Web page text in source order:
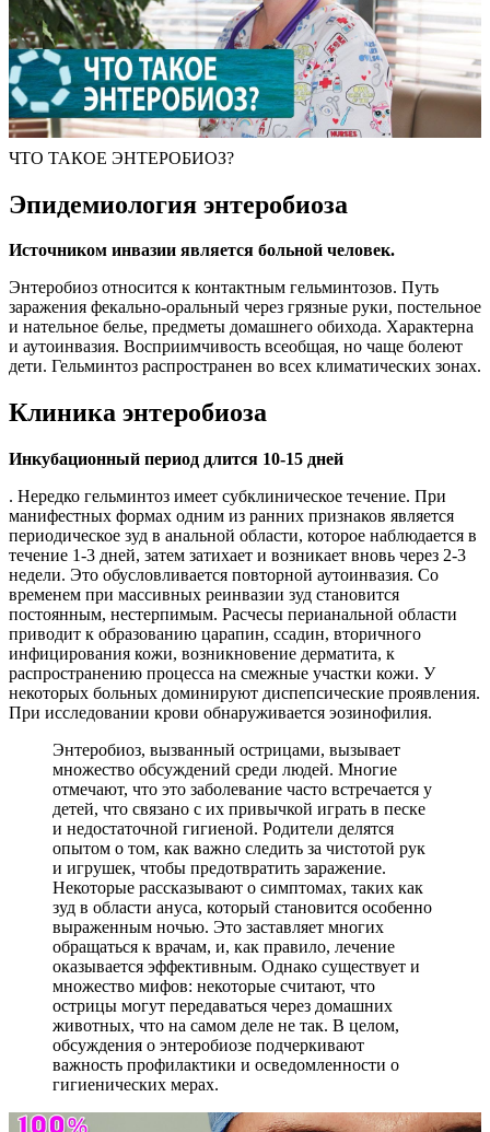
ЧТО ТАКОЕ ЭНТЕРОБИОЗ?
Эпидемиология энтеробиоза
Источником инвазии является больной человек.
Энтеробиоз относится к контактным гельминтозов. Путь
заражения фекально-оральный через грязные руки, постельное
и нательное белье, предметы домашнего обихода. Характерна
и аутоинвазия. Восприимчивость всеобщая, но чаще болеют
дети. Гельминтоз распространен во всех климатических зонах.
Клиника энтеробиоза
Инкубационный период длится 10-15 дней
. Нередко гельминтоз имеет субклиническое течение. При
манифестных формах одним из ранних признаков является
периодическое зуд в анальной области, которое наблюдается в
течение 1-3 дней, затем затихает и возникает вновь через 2-3
недели. Это обусловливается повторной аутоинвазия. Со
временем при массивных реинвазии зуд становится
постоянным, нестерпимым. Расчесы перианальной области
приводит к образованию царапин, ссадин, вторичного
инфицирования кожи, возникновение дерматита, к
распространению процесса на смежные участки кожи. У
некоторых больных доминируют диспепсические проявления.
При исследовании крови обнаруживается эозинофилия.
Энтеробиоз, вызванный острицами, вызывает
множество обсуждений среди людей. Многие
отмечают, что это заболевание часто встречается у
детей, что связано с их привычкой играть в песке
и недостаточной гигиеной. Родители делятся
опытом о том, как важно следить за чистотой рук
и игрушек, чтобы предотвратить заражение.
Некоторые рассказывают о симптомах, таких как
зуд в области ануса, который становится особенно
выраженным ночью. Это заставляет многих
обращаться к врачам, и, как правило, лечение
оказывается эффективным. Однако существует и
множество мифов: некоторые считают, что
острицы могут передаваться через домашних
животных, что на самом деле не так. В целом,
обсуждения о энтеробиозе подчеркивают
важность профилактики и осведомленности о
гигиенических мерах.